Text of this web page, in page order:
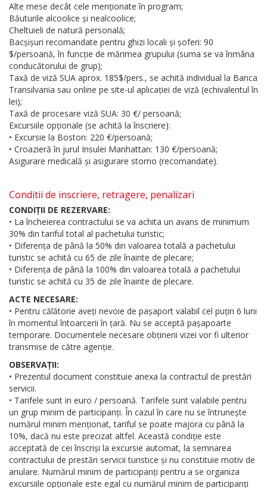
Alte mese decât cele menționate în program;
Băuturile alcoolice și nealcoolice;
Cheltuieli de natură personală;
Bacșișuri recomandate pentru ghizi locali și șoferi: 90
$/persoană, în funcție de mărimea grupului (suma se va înmâna
conducătorului de grup);
Taxă de viză SUA aprox. 185$/pers., se achită individual la Banca
Transilvania sau online pe site-ul aplicației de viză (echivalentul în
lei);
Taxă de procesare viză SUA: 30 €/ persoană;
Excursiile opționale (se achită la înscriere):
• Excursie la Boston: 220 €/persoană;
• Croazieră în jurul Insulei Manhattan: 130 €/persoană;
Asigurare medicală și asigurare storno (recomandate).
Conditii de inscriere, retragere, penalizari
CONDIȚII DE REZERVARE:
• La încheierea contractului se va achita un avans de minimum
30% din tariful total al pachetului turistic;
• Diferența de până la 50% din valoarea totală a pachetului
turistic se achită cu 65 de zile înainte de plecare;
• Diferența de până la 100% din valoarea totală a pachetului
turistic se achită cu 35 de zile înainte de plecare.
ACTE NECESARE:
• Pentru călătorie aveți nevoie de pașaport valabil cel puțin 6 luni
în momentul întoarcerii în țară. Nu se acceptă pașapoarte
temporare. Documentele necesare obținerii vizei vor fi ulterior
transmise de către agenție.
OBSERVAȚII:
• Prezentul document constituie anexa la contractul de prestări
servicii.
• Tarifele sunt in euro / persoană. Tarifele sunt valabile pentru
un grup minim de participanți. În cazul în care nu se întrunește
numărul minim menționat, tariful se poate majora cu până la
10%, dacă nu este precizat altfel. Această condiție este
acceptată de cei înscriși la excursie automat, la semnarea
contractului de prestări servicii turistice și nu constituie motiv de
anulare. Numărul minim de participanți pentru a se organiza
excursiile opționale este egal cu numărul minim de participanți